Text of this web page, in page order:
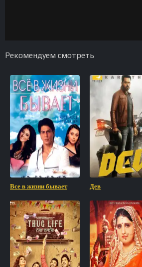
Рекомендуем смотреть
Все в жизни бывает Дев